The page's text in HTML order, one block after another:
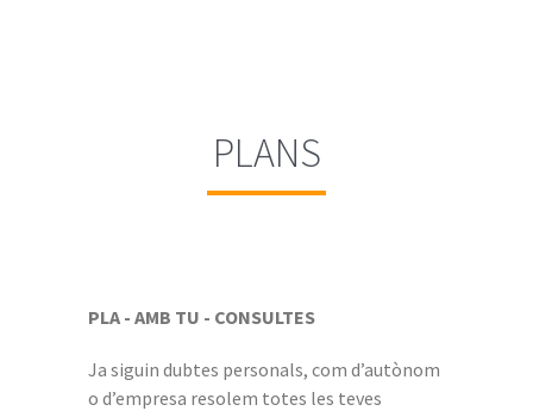
PLANS
PLA - AMB TU - CONSULTES
Ja siguin dubtes personals, com d’autònom
o d’empresa resolem totes les teves